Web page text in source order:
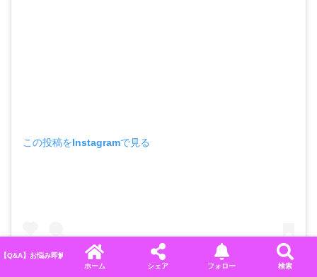
この投稿をInstagramで見る
【Q&A】お悩み即解決！ディズニーに関するよくある質問＆回答まとめ
ホーム
シェア フォロー 検索